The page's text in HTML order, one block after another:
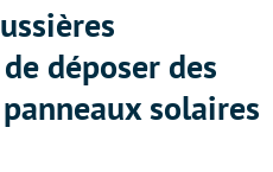
déposer des
solaires